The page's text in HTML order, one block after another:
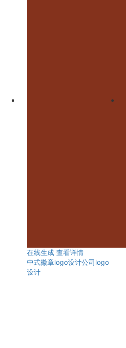
在线生成 查看详情
中式徽章logo设计公司logo
设计